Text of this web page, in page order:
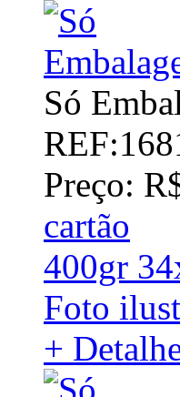
Só
Preço:
cartão
400gr
Foto
+